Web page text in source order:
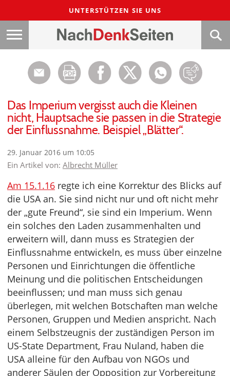
UNTERSTÜTZEN SIE UNS
Das Imperium vergisst auch die Kleinen
nicht, Hauptsache sie passen in die Strategie
der Einflussnahme. Beispiel „Blätter“.
29. Januar 2016 um 10:05
Ein Artikel von: Albrecht Müller
Am 15.1.16 regte ich eine Korrektur des Blicks auf
die USA an. Sie sind nicht nur und oft nicht mehr
der „gute Freund“, sie sind ein Imperium. Wenn
ein solches den Laden zusammenhalten und
erweitern will, dann muss es Strategien der
Einflussnahme entwickeln, es muss über einzelne
Personen und Einrichtungen die öffentliche
Meinung und die politischen Entscheidungen
beeinflussen; und man muss sich genau
überlegen, mit welchen Botschaften man welche
Personen, Gruppen und Medien anspricht. Nach
einem Selbstzeugnis der zuständigen Person im
US-State Department, Frau Nuland, haben die
USA alleine für den Aufbau von NGOs und
anderer Säulen der Opposition zur Vorbereitung